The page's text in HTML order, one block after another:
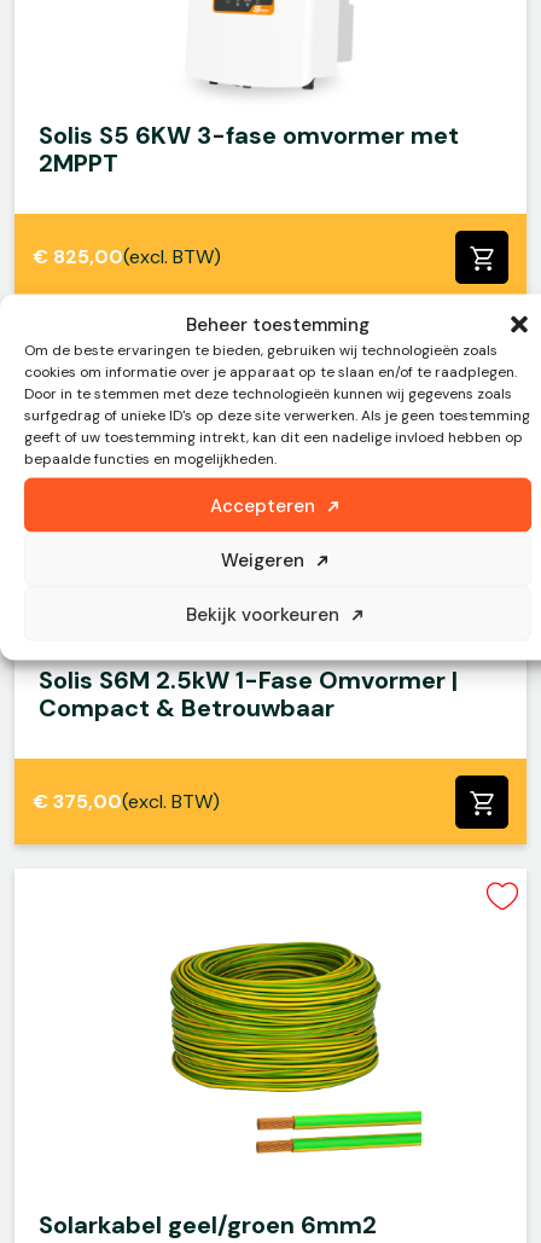
Beheer toestemming
Om de beste ervaringen te bieden, gebruiken wij technologieën zoals
cookies om informatie over je apparaat op te slaan en/of te raadplegen.
Door in te stemmen met deze technologieën kunnen wij gegevens zoals
surfgedrag of unieke ID's op deze site verwerken. Als je geen toestemming
geeft of uw toestemming intrekt, kan dit een nadelige invloed hebben op
bepaalde functies en mogelijkheden.
Accepteren
Weigeren
Bekijk voorkeuren
Solis S5 6KW 3-fase omvormer met
2MPPT
€ 825,00(excl. BTW)
Solis S6M 2.5kW 1-Fase Omvormer |
Compact & Betrouwbaar
€ 375,00(excl. BTW)
Solarkabel geel/groen 6mm2